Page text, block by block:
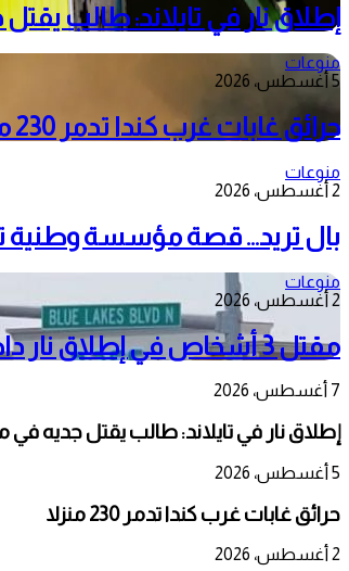
إطلاق نار في تايلاند: طالب
منوعات
5 أغسطس، 2026
حرائق غابات غرب كندا تدمر 230 منزلا
منوعات
2 أغسطس، 2026
بال تريد… قصة مؤسسة وطنية
منوعات
2 أغسطس، 2026
مقتل 3 أشخاص في إطلاق نار داخل مركز تجاري بولاية إيداهو الأمريكية
7 أغسطس، 2026
إطلاق نار في تايلاند: طالب يقتل جديه في
5 أغسطس، 2026
حرائق غابات غرب كندا تدمر 230 منزلا
2 أغسطس، 2026